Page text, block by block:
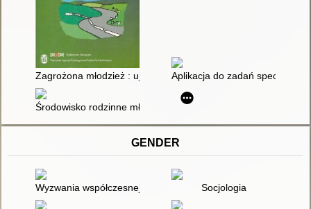
Zagrożona młodzież : ujęcie kompleksowe dla nauczycieli,
Aplikacja do zadań specjalnych
Środowisko rodzinne młodych mężczyzn popełniających
GENDER
Wyzwania współczesnej pedagogiki Socjologia